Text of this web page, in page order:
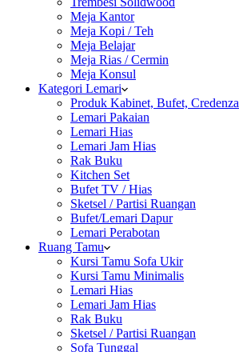
Meja Kantor
Meja Kopi / Teh
Meja Belajar
Meja Rias / Cermin
Meja Konsul
Kategori Lemari
Produk Kabinet, Bufet, Credenza
Lemari Pakaian
Lemari Hias
Lemari Jam Hias
Rak Buku
Kitchen Set
Bufet TV / Hias
Sketsel / Partisi Ruangan
Bufet/Lemari Dapur
Lemari Perabotan
Ruang Tamu
Kursi Tamu Sofa Ukir
Kursi Tamu Minimalis
Lemari Hias
Lemari Jam Hias
Rak Buku
Sketsel / Partisi Ruangan
Sofa Tunggal